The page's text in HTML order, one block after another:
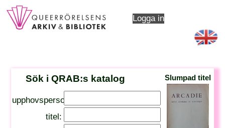
Logga in
Sök i QRAB:s katalog
upphovsperson:
titel:
Slumpad titel